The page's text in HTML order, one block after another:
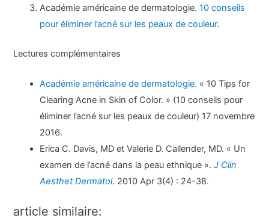
Académie américaine de dermatologie.10 conseils
pour éliminer l’acné sur les peaux de couleur.
Lectures complémentaires
Académie américaine de dermatologie. « 10 Tips for
Clearing Acne in Skin of Color. » (10 conseils pour
éliminer l’acné sur les peaux de couleur) 17 novembre
2016.
Erica C. Davis, MD et Valerie D. Callender, MD. « Un
examen de l’acné dans la peau ethnique ».J Clin
Aesthet Dermatol. 2010 Apr 3(4) : 24-38.
article similaire: